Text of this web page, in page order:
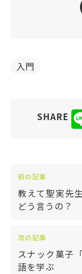
入門
SHARE
前の記事
教えて聖実先
どう言うの？
次の記事
スナック菓子
語を学ぶ